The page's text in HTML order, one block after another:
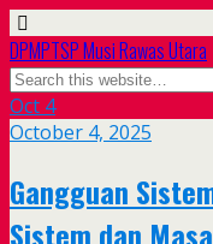
DPMPTSP Musi Rawas Utara
Oct 4
October 4, 2025
Gangguan
Sistem dan